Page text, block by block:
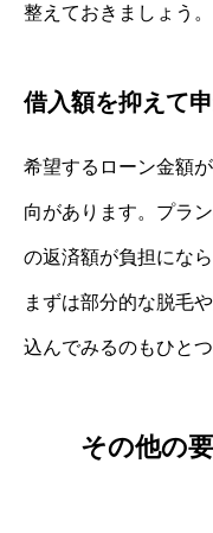
整えておきましょう。
借入額を抑えて
希望するローン金額
向があります。プラ
の返済額が負担にな
まずは部分的な脱毛
込んでみるのもひとつ
その他の